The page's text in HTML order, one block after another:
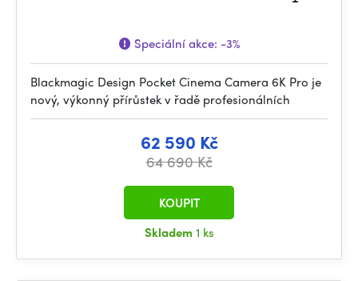
Speciální akce: -3%
Blackmagic Design Pocket Cinema Camera 6K Pro je
nový, výkonný přírůstek v řadě profesionálních
62 590 Kč
64 690 Kč
Skladem1 ks
KOUPIT